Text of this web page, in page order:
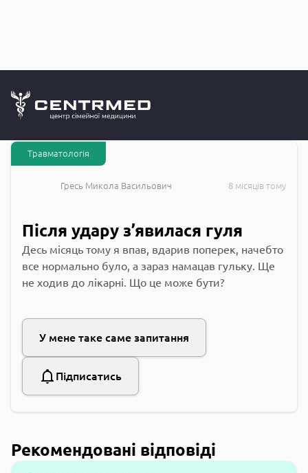
CENTRMED: Задай питання лікарю онлайн
Травматологія
Гресь Микола Васильович 8 місяців тому
Після удару з’явилася гуля
Десь місяць тому я впав, вдарив поперек, начебто
все нормально було, а зараз намацав гульку. Ще
не ходив до лікарні. Що це може бути?
У мене таке саме запитання
Підписатись
Рекомендовані відповіді